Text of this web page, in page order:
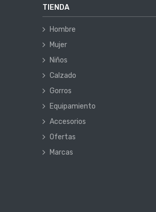
TIENDA
Hombre
Mujer
Niños
Calzado
Gorros
Equipamiento
Accesorios
Ofertas
Marcas